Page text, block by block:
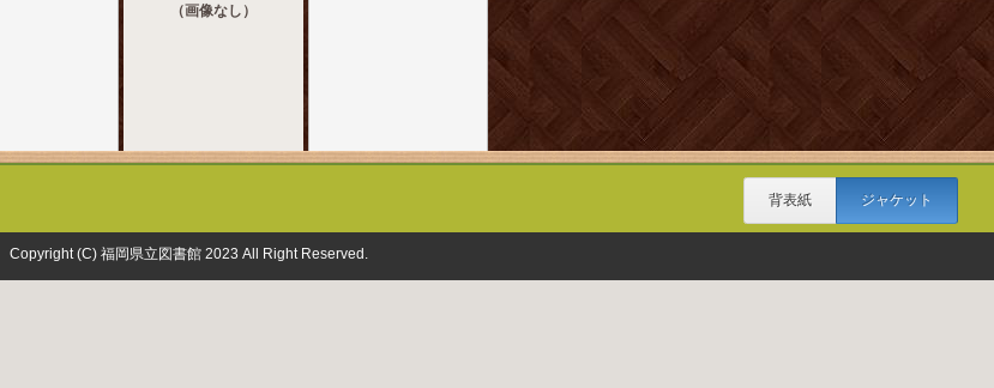
（画像なし）
背表紙 ジャケット
Copyright (C) 福岡県立図書館 2023 All Right Reserved.